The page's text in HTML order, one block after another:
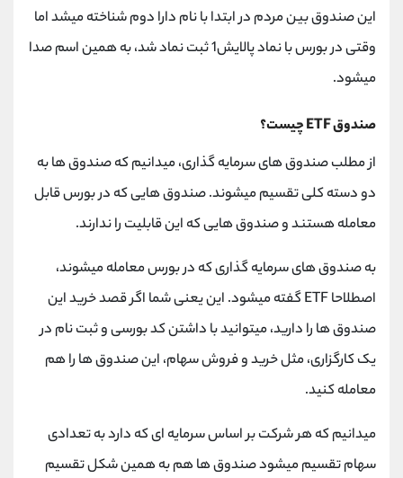
این صندوق بین مردم در ابتدا با نام دارا دوم شناخته میشد اما
وقتی در بورس با نماد پالایش1 ثبت نماد شد، به همین اسم صدا
میشود.
صندوق ETF چیست؟
از مطلب صندوق های سرمایه گذاری، میدانیم که صندوق ها به
دو دسته کلی تقسیم میشوند. صندوق هایی که در بورس قابل
معامله هستند و صندوق هایی که این قابلیت را ندارند.
به صندوق های سرمایه گذاری که در بورس معامله میشوند،
اصطلاحا ETF گفته میشود. این یعنی شما اگر قصد خرید این
صندوق ها را دارید، میتوانید با داشتن کد بورسی و ثبت نام در
یک کارگزاری، مثل خرید و فروش سهام، این صندوق ها را هم
معامله کنید.
میدانیم که هر شرکت بر اساس سرمایه ای که دارد به تعدادی
سهام تقسیم میشود صندوق ها هم به همین شکل تقسیم